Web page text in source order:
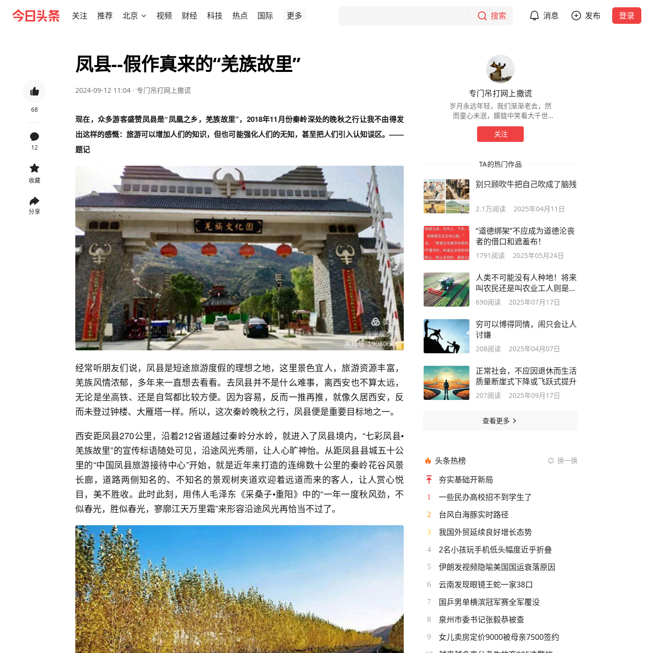
关注 推荐 北京 视频 财经 科技 热点 国际 更多 搜索 消息 发布 登录
68
12
收藏
分享
凤县--假作真来的“羌族故里”
2024-09-12 11:04 · 专门吊打网上撒谎
现在，众多游客盛赞凤县是“凤凰之乡，羌族故里”，2018年11月份秦岭深处的晚秋之行让我不由得发
出这样的感慨：旅游可以增加人们的知识，但也可能强化人们的无知，甚至把人们引入认知误区。——
题记
经常听朋友们说，凤县是短途旅游度假的理想之地，这里景色宜人，旅游资源丰富，
羌族风情浓郁，多年来一直想去看看。去凤县并不是什么难事，离西安也不算太远，
无论是坐高铁、还是自驾都比较方便。因为容易，反而一推再推，就像久居西安，反
而未登过钟楼、大雁塔一样。所以，这次秦岭晚秋之行，凤县便是重要目标地之一。
西安距凤县270公里，沿着212省道越过秦岭分水岭，就进入了凤县境内，“七彩凤县•
羌族故里”的宣传标语随处可见，沿途风光秀丽，让人心旷神怡。从距凤县县城五十公
里的“中国凤县旅游接待中心”开始，就是近年来打造的连绵数十公里的秦岭花谷风景
长廊，道路两侧知名的、不知名的景观树夹道欢迎着远道而来的客人，让人赏心悦
目，美不胜收。此时此刻，用伟人毛泽东《采桑子•重阳》中的“一年一度秋风劲，不
似春光，胜似春光，寥廓江天万里霜”来形容沿途风光再恰当不过了。
专门吊打网上撒谎
岁月永远年轻，我们渐渐老去，然
而童心未泯，朦胧中笑看大千世
界。
关注
TA的热门作品
别只顾吹牛把自己吹成了脑残
2.1万阅读 2025年04月11日
“道德绑架”不应成为道德沦丧
者的借口和遮羞布！
1791 阅读 2025年05月24日
人类不可能没有人种地！将来
叫农民还是叫农业工人则是另
一回事
690阅读 2025年07月17日
穷可以博得同情，闹只会让人
讨嫌
208阅读 2025年04月07日
正常社会，不应因退休而生活
质量断崖式下降或飞跃式提升
207阅读 2025年09月17日
查看更多
头条热榜 换一换
夯实基础开新局
1 一些民办高校招不到学生了
2 台风白海豚实时路径
3 我国外贸延续良好增长态势
4 2名小孩玩手机低头幅度近乎折叠
5 伊朗发视频隐喻美国国运衰落原因
6 云南发现眼镜王蛇一家38口
7 国乒男单横滨冠军赛全军覆没
8 泉州市委书记张毅恭被查
9 女儿卖房定价9000被母亲7500签约